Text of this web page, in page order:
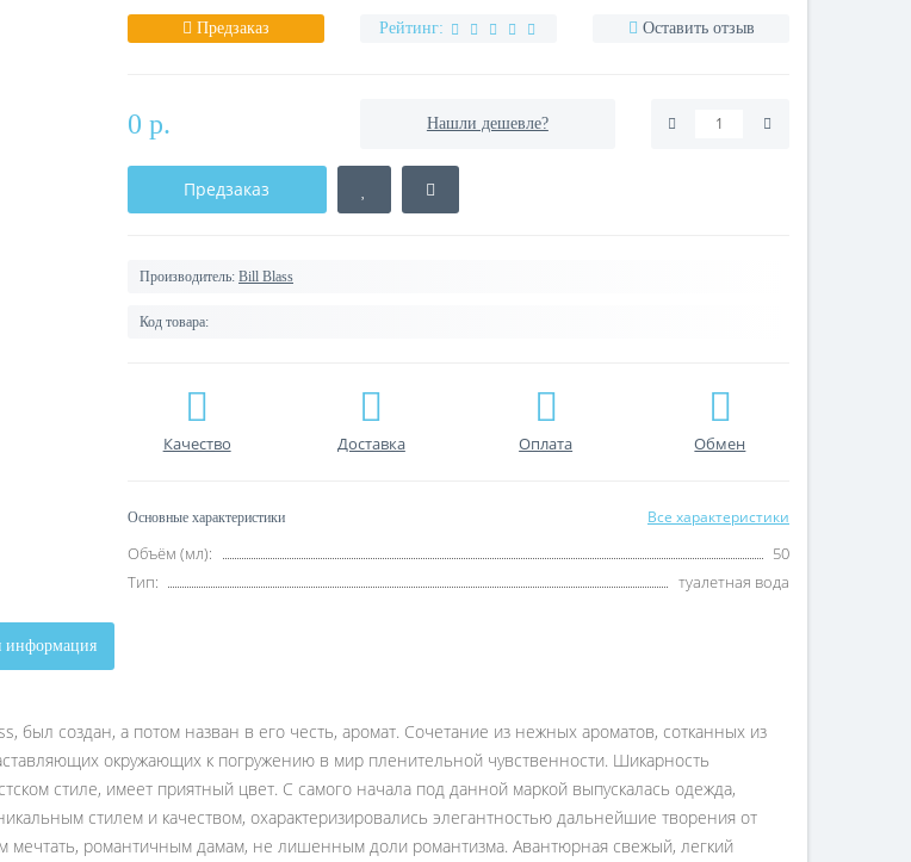
Предзаказ Рейтинг: Оставить отзыв
0 р. Нашли дешевле?
Предзаказ
Производитель: Bill Blass
Код товара:
Качество Доставка Оплата Обмен
Основные характеристики Все характеристики
Объём (мл):
50
Тип:
туалетная вода
информация
был создан, а потом назван в его честь, аромат. Сочетание из нежных ароматов, сотканных из
окружающих к погружению в мир пленительной чувственности. Шикарность
стиле, имеет приятный цвет. С самого начала под данной маркой выпускалась одежда,
стилем и качеством, охарактеризировались элегантностью дальнейшие творения от
романтичным дамам, не лишенным доли романтизма. Авантюрная свежый, легкий